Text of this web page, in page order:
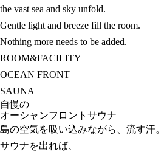
the vast sea and sky unfold.
Gentle light and breeze fill the room.
Nothing more needs to be added.
ROOM&FACILITY
OCEAN FRONT
SAUNA
自慢の
オーシャンフロントサウナ
島の空気を吸い込みながら、流す汗。
サウナを出れば、